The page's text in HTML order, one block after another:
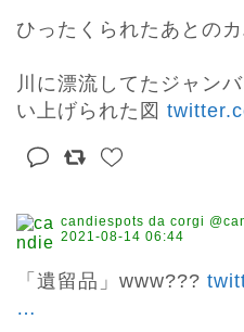
ひったくられたあとの
川に漂流してたジャン
い上げられた図
candiespots da corgi
2021-08-14 06:44
「遺留品」www???
…